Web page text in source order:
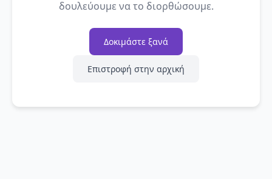
δουλεύουμε να το διορθώσουμε.
Δοκιμάστε ξανά
Επιστροφή στην αρχική